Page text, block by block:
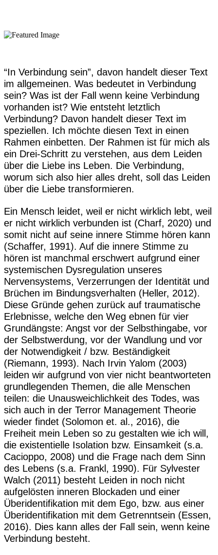
“In Verbindung sein”, davon handelt dieser Text
im allgemeinen. Was bedeutet in Verbindung
sein? Was ist der Fall wenn keine Verbindung
vorhanden ist? Wie entsteht letztlich
Verbindung? Davon handelt dieser Text im
speziellen. Ich möchte diesen Text in einen
Rahmen einbetten. Der Rahmen ist für mich als
ein Drei-Schritt zu verstehen, aus dem Leiden
über die Liebe ins Leben. Die Verbindung,
worum sich also hier alles dreht, soll das Leiden
über die Liebe transformieren.
Ein Mensch leidet, weil er nicht wirklich lebt, weil
er nicht wirklich verbunden ist (Charf, 2020) und
somit nicht auf seine innere Stimme hören kann
(Schaffer, 1991). Auf die innere Stimme zu
hören ist manchmal erschwert aufgrund einer
systemischen Dysregulation unseres
Nervensystems, Verzerrungen der Identität und
Brüchen im Bindungsverhalten (Heller, 2012).
Diese Gründe gehen zurück auf traumatische
Erlebnisse, welche den Weg ebnen für vier
Grundängste: Angst vor der Selbsthingabe, vor
der Selbstwerdung, vor der Wandlung und vor
der Notwendigkeit / bzw. Beständigkeit
(Riemann, 1993). Nach Irvin Yalom (2003)
leiden wir aufgrund von vier nicht beantworteten
grundlegenden Themen, die alle Menschen
teilen: die Unausweichlichkeit des Todes, was
sich auch in der Terror Management Theorie
wieder findet (Solomon et. al., 2016), die
Freiheit mein Leben so zu gestalten wie ich will,
die existentielle Isolation bzw. Einsamkeit (s.a.
Cacioppo, 2008) und die Frage nach dem Sinn
des Lebens (s.a. Frankl, 1990). Für Sylvester
Walch (2011) besteht Leiden in noch nicht
aufgelösten inneren Blockaden und einer
Überidentifikation mit dem Ego, bzw. aus einer
Überidentifikation mit dem Getrenntsein (Essen,
2016). Dies kann alles der Fall sein, wenn keine
Verbindung besteht.